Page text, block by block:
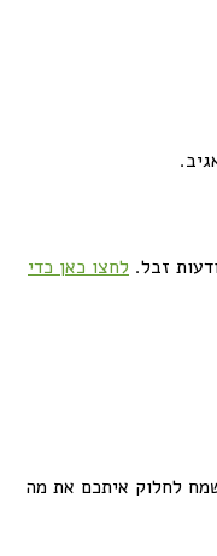
זבל. לחצו כאן כדי
לחלוק איתכם את מה